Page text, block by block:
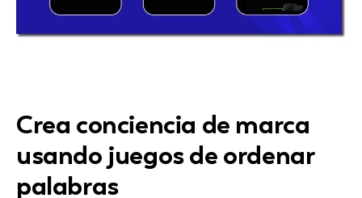
Crea conciencia de marca
usando juegos de ordenar
palabras